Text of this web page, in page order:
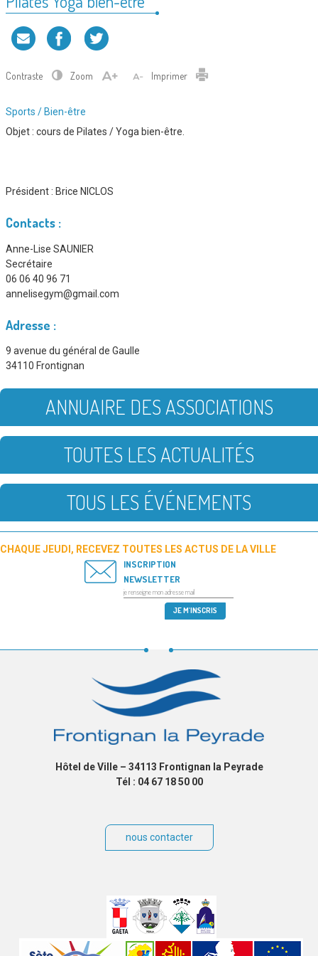
Contraste Zoom Imprimer
Type
d'association
Sports / Bien-être
Objet : cours de Pilates / Yoga bien-être.
Président : Brice NICLOS
Contacts :
Anne-Lise SAUNIER
Secrétaire
06 06 40 96 71
annelisegym@gmail.com
Adresse :
9 avenue du général de Gaulle
34110 Frontignan
ANNUAIRE DES ASSOCIATIONS
TOUTES LES ACTUALITÉS
TOUS LES ÉVÉNEMENTS
CHAQUE JEUDI, RECEVEZ TOUTES LES ACTUS DE LA VILLE
INSCRIPTION
NEWSLETTER
Hôtel de Ville – 34113 Frontignan la Peyrade
Tél : 04 67 18 50 00
nous contacter